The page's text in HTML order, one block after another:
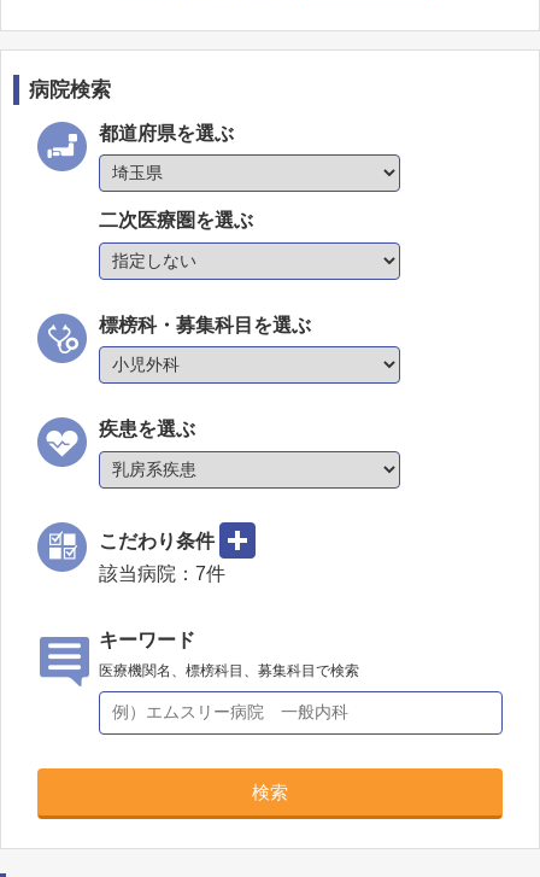
病院検索
都道府県を選ぶ
二次医療圏を選ぶ
標榜科・募集科目を選ぶ
疾患を選ぶ
こだわり条件
該当病院： 7件
キーワード
医療機関名、標榜科目、募集科目で検索
検索